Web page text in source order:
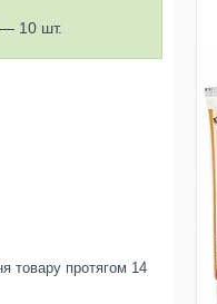
— 10 шт.
товару протягом 14